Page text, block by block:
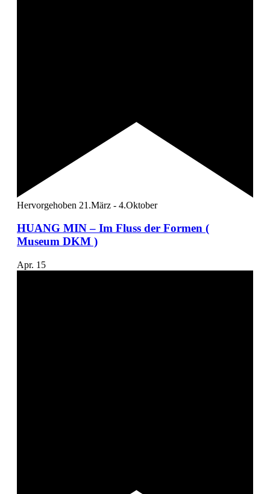
Hervorgehoben 21.März - 4.Oktober
HUANG MIN – Im Fluss der Formen (
Museum DKM )
Apr. 15